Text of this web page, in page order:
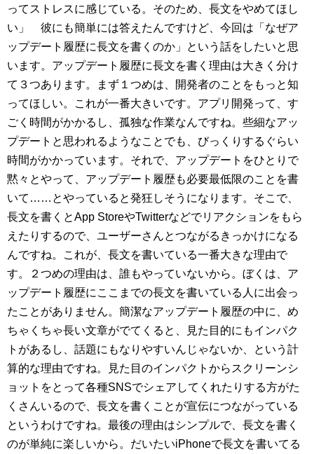
ってストレスに感じている。そのため、長文をやめてほし
い」 彼にも簡単には答えたんですけど、今回は「なぜア
ップデート履歴に長文を書くのか」という話をしたいと思
います。アップデート履歴に長文を書く理由は大きく分け
て３つあります。まず１つめは、開発者のことをもっと知
ってほしい。これが一番大きいです。アプリ開発って、す
ごく時間がかかるし、孤独な作業なんですね。些細なアッ
プデートと思われるようなことでも、びっくりするぐらい
時間がかかっています。それで、アップデートをひとりで
黙々とやって、アップデート履歴も必要最低限のことを書
いて……とやっていると発狂しそうになります。そこで、
長文を書くとApp StoreやTwitterなどでリアクションをもら
えたりするので、ユーザーさんとつながるきっかけになる
んですね。これが、長文を書いている一番大きな理由で
す。２つめの理由は、誰もやっていないから。ぼくは、ア
ップデート履歴にここまでの長文を書いている人に出会っ
たことがありません。簡潔なアップデート履歴の中に、め
ちゃくちゃ長い文章がでてくると、見た目的にもインパク
トがあるし、話題にもなりやすいんじゃないか、という計
算的な理由ですね。見た目のインパクトからスクリーンシ
ョットをとって各種SNSでシェアしてくれたりする方がた
くさんいるので、長文を書くことが宣伝につながっている
というわけですね。最後の理由はシンプルで、長文を書く
のが単純に楽しいから。だいたいiPhoneで長文を書いてる